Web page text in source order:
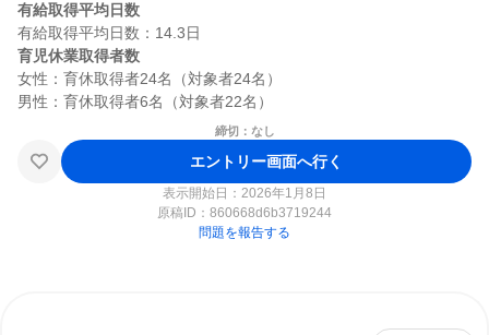
有給取得平均日数
育児休業取得者数
女性：育休取得者24名（対象者24名）
締切：なし
エントリー画面へ行く
表示開始日：2026年1月8日
原稿ID： 860668d6b3719244
問題を報告する